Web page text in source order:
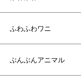
ふわふわワニ
ぶんぶんアニマル